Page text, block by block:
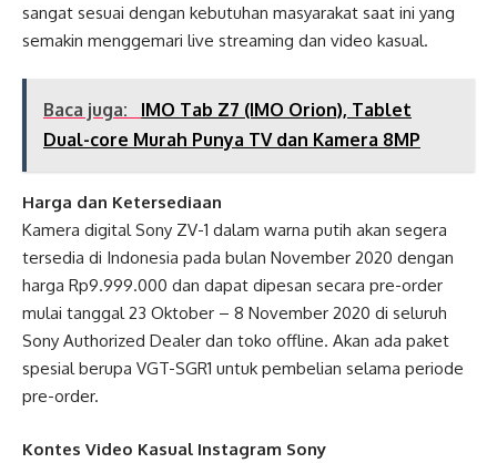
sangat sesuai dengan kebutuhan masyarakat saat ini yang
semakin menggemari live streaming dan video kasual.
Baca juga:
IMO Tab Z7 (IMO Orion), Tablet
Dual-core Murah Punya TV dan Kamera 8MP
Harga dan Ketersediaan
Kamera digital Sony ZV-1 dalam warna putih akan segera
tersedia di Indonesia pada bulan November 2020 dengan
harga Rp9.999.000 dan dapat dipesan secara pre-order
mulai tanggal 23 Oktober – 8 November 2020 di seluruh
Sony Authorized Dealer dan toko offline. Akan ada paket
spesial berupa VGT-SGR1 untuk pembelian selama periode
pre-order.
Kontes Video Kasual Instagram Sony